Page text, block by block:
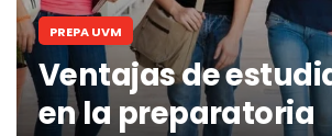
PREPA UVM
Ventajas de
en la preparatoria